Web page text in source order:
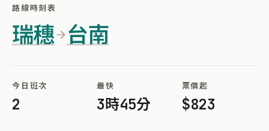
路線時刻表
瑞穗 台南
今日班次
2
最快
3時45分
票價起
$823